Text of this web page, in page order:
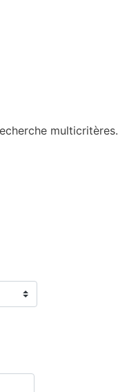
multicritères.